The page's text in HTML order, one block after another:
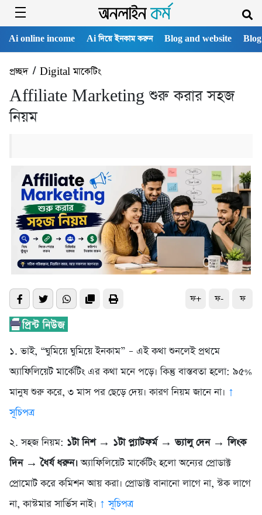
Ai online income Ai দিয়ে ইনকাম করুন Blog and website
প্রচ্ছদ/ Digital মাকেটিং
Affiliate Marketing শুরু করার সহজ
নিয়ম
ফ+ ফ- ফ
১. ভাই, “ঘুমিয়ে ঘুমিয়ে ইনকাম” – এই কথা শুনলেই প্রথমে
অ্যাফিলিয়েট মার্কেটিং এর কথা মনে পড়ে। কিন্তু বাস্তবতা হলো: ৯৫%
মানুষ শুরু করে, ৩ মাস পর ছেড়ে দেয়। কারণ নিয়ম জানে না। ↑
সূচিপত্র
২. সহজ নিয়ম: ১টা নিশ → ১টা প্ল্যাটফর্ম → ভ্যালু দেন → লিংক
দিন → ধৈর্য ধরুন।অ্যাফিলিয়েট মার্কেটিং হলো অন্যের প্রোডাক্ট
প্রোমোট করে কমিশন আয় করা। প্রোডাক্ট বানানো লাগে না, স্টক লাগে
না, কাস্টমার সার্ভিস নাই। ↑ সূচিপত্র